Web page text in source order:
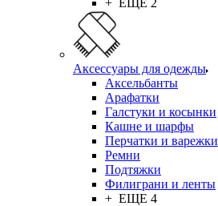
+ ЕЩЕ 2
Аксессуары для одежды
Аксельбанты
Арафатки
Галстуки и косынки
Кашне и шарфы
Перчатки и варежки
Ремни
Подтяжки
Филиграни и ленты
+ ЕЩЕ 4